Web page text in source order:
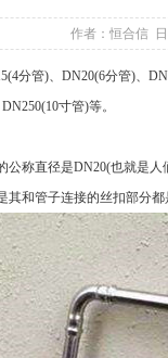
作者：恒合信
分管)、DN20(6分管)、
寸管)等。
公称直径是DN20(也就是
和管子连接的丝扣部分